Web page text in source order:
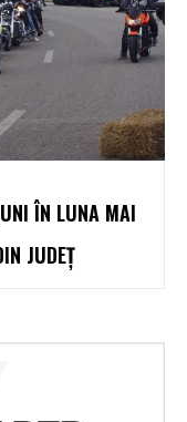
ÎN LUNA MAI
JUDEȚ